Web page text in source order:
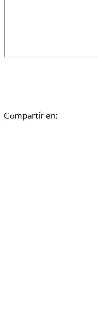
Compartir en: